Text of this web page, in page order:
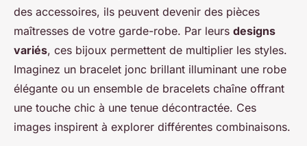
des accessoires, ils peuvent devenir des pièces
maîtresses de votre garde-robe. Par leurs designs
variés, ces bijoux permettent de multiplier les styles.
Imaginez un bracelet jonc brillant illuminant une robe
élégante ou un ensemble de bracelets chaîne offrant
une touche chic à une tenue décontractée. Ces
images inspirent à explorer différentes combinaisons.